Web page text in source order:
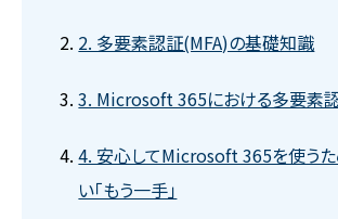
2. 多要素認証(MFA)の基礎知識
3. Microsoft 365における多要素
4. 安心してMicrosoft 365を使う
い「もう一手」